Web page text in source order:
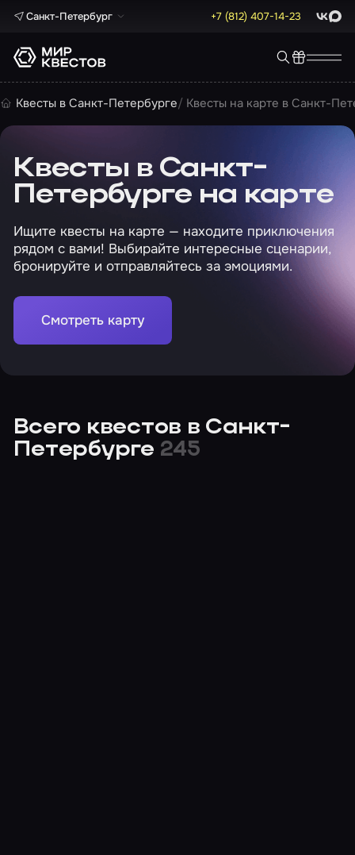
Санкт-Петербург +7 (812) 407-14-23 Max
Квесты в Санкт-Петербурге Квесты на карте в Санкт-
Квесты в Санкт-
Петербурге на карте
Ищите квесты на карте — находите приключения
рядом с вами! Выбирайте интересные сценарии,
бронируйте и отправляйтесь за эмоциями.
Смотреть карту
Всего квестов в Санкт-
Петербурге 245